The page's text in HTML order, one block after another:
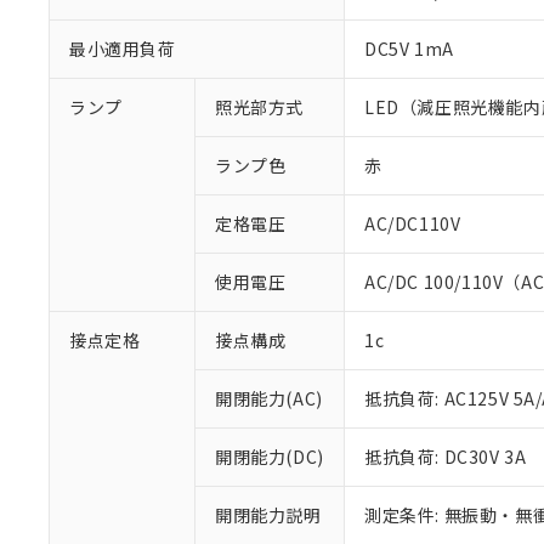
最小適用負荷 DC5V 1mA
ランプ 照光部方式 LED（減圧照光機能
ランプ色 赤
定格電圧 AC/DC110V
使用電圧 AC/DC 100/110V（
接点定格 接点構成 1c
開閉能力(AC) 抵抗負荷: AC125V
開閉能力(DC) 抵抗負荷: DC30V 3A
開閉能力説明 測定条件: 無振動・
ご利用条件
対応予定：EU
対応予定なし：
調査・確認中：
非該当品：ライセ
仕入先様の事情に
※1 中国